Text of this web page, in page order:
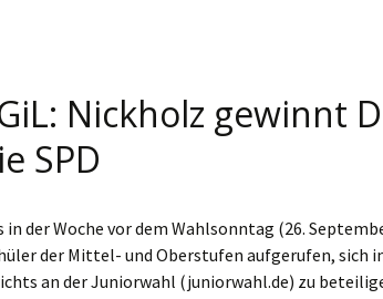
Nickholz gewinnt
SPD
in der Woche vor dem Wahlsonntag (26.
der Mittel- und Oberstufen aufgerufen, sich
an der Juniorwahl (juniorwahl.de) zu